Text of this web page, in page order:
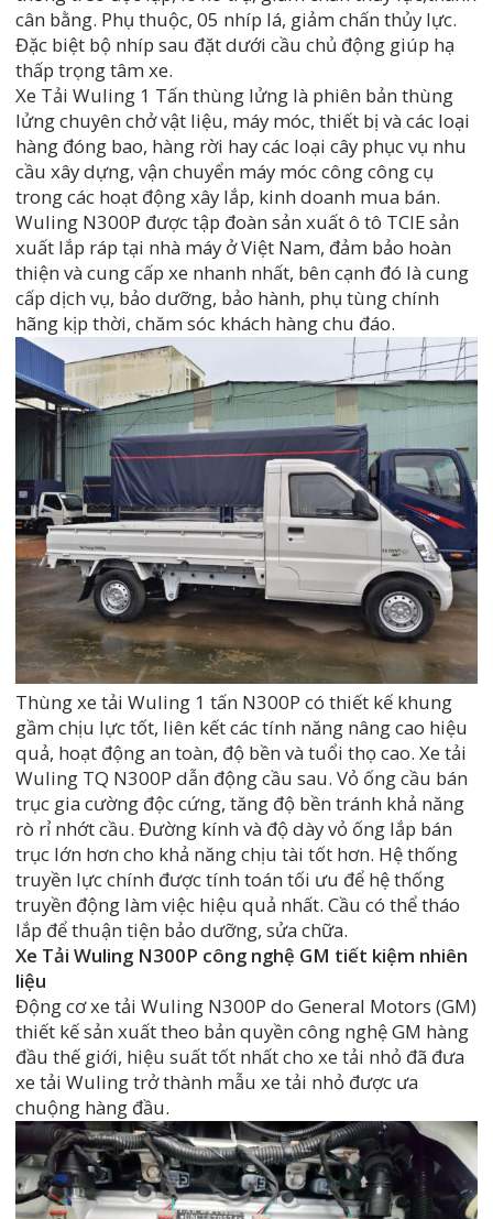
cân bằng. Phụ thuộc, 05 nhíp lá, giảm chấn thủy lực.
Đặc biệt bộ nhíp sau đặt dưới cầu chủ động giúp hạ
thấp trọng tâm xe.
Xe Tải Wuling 1 Tấn thùng lửng là phiên bản thùng
lửng chuyên chở vật liệu, máy móc, thiết bị và các loại
hàng đóng bao, hàng rời hay các loại cây phục vụ nhu
cầu xây dựng, vận chuyển máy móc công công cụ
trong các hoạt động xây lắp, kinh doanh mua bán.
Wuling N300P được tập đoàn sản xuất ô tô TCIE sản
xuất lắp ráp tại nhà máy ở Việt Nam, đảm bảo hoàn
thiện và cung cấp xe nhanh nhất, bên cạnh đó là cung
cấp dịch vụ, bảo dưỡng, bảo hành, phụ tùng chính
hãng kịp thời, chăm sóc khách hàng chu đáo.
Thùng xe tải Wuling 1 tấn N300P có thiết kế khung
gầm chịu lực tốt, liên kết các tính năng nâng cao hiệu
quả, hoạt động an toàn, độ bền và tuổi thọ cao. Xe tải
Wuling TQ N300P dẫn động cầu sau. Vỏ ống cầu bán
trục gia cường độc cứng, tăng độ bền tránh khả năng
rò rỉ nhớt cầu. Đường kính và độ dày vỏ ống lắp bán
trục lớn hơn cho khả năng chịu tài tốt hơn. Hệ thống
truyền lực chính được tính toán tối ưu để hệ thống
truyền động làm việc hiệu quả nhất. Cầu có thể tháo
lắp để thuận tiện bảo dưỡng, sửa chữa.
Xe Tải Wuling N300P công nghệ GM tiết kiệm nhiên
liệu
Động cơ xe tải Wuling N300P do General Motors (GM)
thiết kế sản xuất theo bản quyền công nghệ GM hàng
đầu thế giới, hiệu suất tốt nhất cho xe tải nhỏ đã đưa
xe tải Wuling trở thành mẫu xe tải nhỏ được ưa
chuộng hàng đầu.